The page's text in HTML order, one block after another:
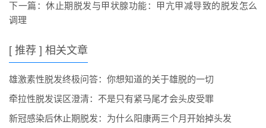
下一篇： 休止期脱发与甲状腺功能：甲亢甲减导致的脱发怎么
调理
[ 推荐 ] 相关文章
雄激素性脱发终极问答：你想知道的关于雄脱的一切
牵拉性脱发误区澄清：不是只有紧马尾才会头皮受罪
新冠感染后休止期脱发：为什么阳康两三个月开始掉头发